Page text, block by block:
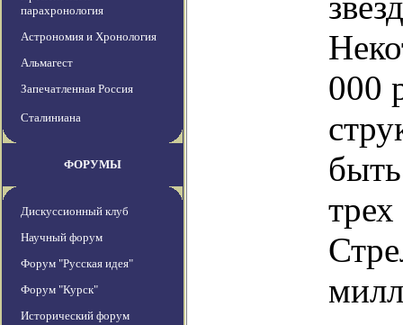
парахронология
Астрономия и Хронология
Альмагест
Запечатленная Россия
Сталиниана
ФОРУМЫ
Дискуссионный клуб
Научный форум
Форум "Русская идея"
Форум "Курск"
Исторический форум
000